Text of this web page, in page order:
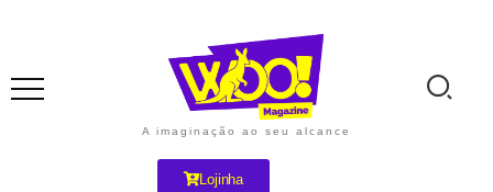
A imaginação ao seu alcance
Lojinha